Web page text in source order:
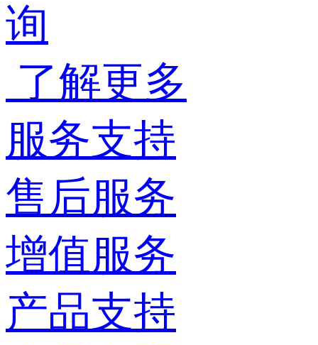
询
了解更多
服务支持
售后服务
增值服务
产品支持